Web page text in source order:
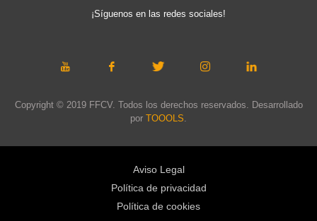
¡Síguenos en las redes sociales!
Copyright © 2019 FFCV. Todos los derechos reservados. Desarrollado
por TOOOLS.
Aviso Legal
Política de privacidad
Política de cookies